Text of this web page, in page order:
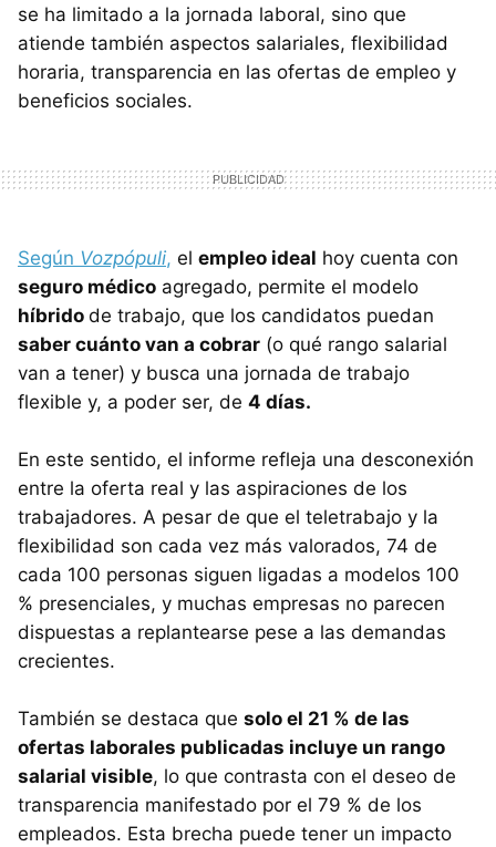
se ha limitado a la jornada laboral, sino que
atiende también aspectos salariales, flexibilidad
horaria, transparencia en las ofertas de empleo y
beneficios sociales.
Según Vozpópuli, el empleo ideal hoy cuenta con
seguro médico agregado, permite el modelo
híbrido de trabajo, que los candidatos puedan
saber cuánto van a cobrar (o qué rango salarial
van a tener) y busca una jornada de trabajo
flexible y, a poder ser, de 4 días.
En este sentido, el informe refleja una desconexión
entre la oferta real y las aspiraciones de los
trabajadores. A pesar de que el teletrabajo y la
flexibilidad son cada vez más valorados, 74 de
cada 100 personas siguen ligadas a modelos 100
% presenciales, y muchas empresas no parecen
dispuestas a replantearse pese a las demandas
crecientes.
También se destaca que solo el 21 % de las
ofertas laborales publicadas incluye un rango
salarial visible, lo que contrasta con el deseo de
transparencia manifestado por el 79 % de los
empleados. Esta brecha puede tener un impacto